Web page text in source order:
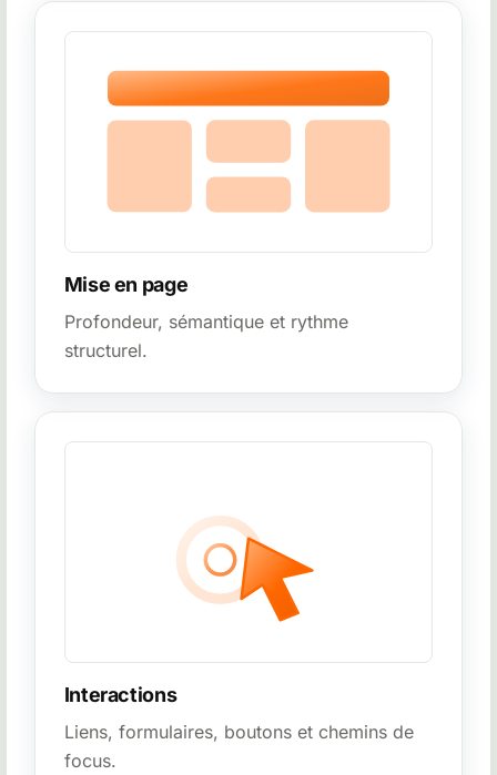
Mise en page
Profondeur, sémantique et rythme
structurel.
Interactions
Liens, formulaires, boutons et chemins de
focus.